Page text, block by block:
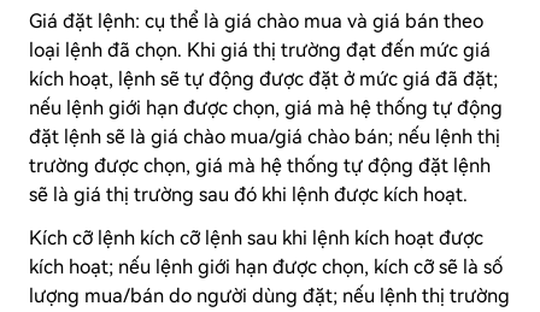
Giá đặt lệnh: cụ thể là giá chào mua và giá bán theo
loại lệnh đã chọn. Khi giá thị trường đạt đến mức giá
kích hoạt, lệnh sẽ tự động được đặt ở mức giá đã đặt;
nếu lệnh giới hạn được chọn, giá mà hệ thống tự động
đặt lệnh sẽ là giá chào mua/giá chào bán; nếu lệnh thị
trường được chọn, giá mà hệ thống tự động đặt lệnh
sẽ là giá thị trường sau đó khi lệnh được kích hoạt.
Kích cỡ lệnh kích cỡ lệnh sau khi lệnh kích hoạt được
kích hoạt; nếu lệnh giới hạn được chọn, kích cỡ sẽ là số
lượng mua/bán do người dùng đặt; nếu lệnh thị trường